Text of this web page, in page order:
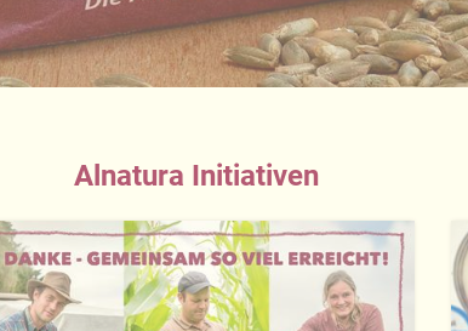
Alnatura Initiativen